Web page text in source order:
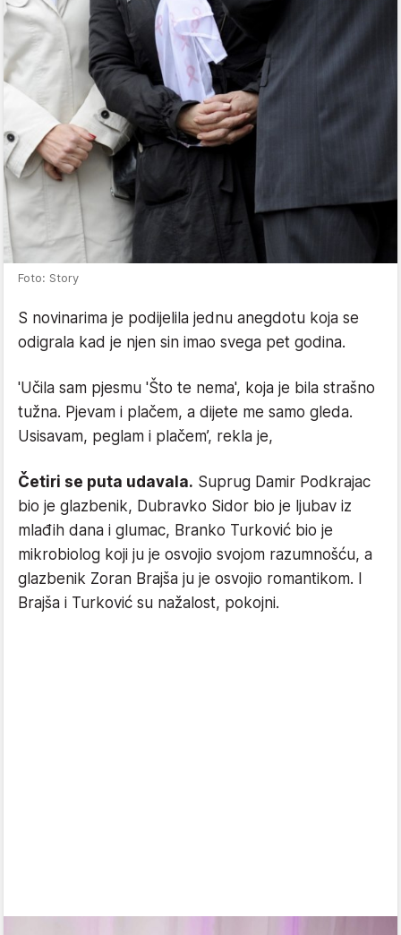
Foto: Story
S novinarima je podijelila jednu anegdotu koja se
odigrala kad je njen sin imao svega pet godina.
'Učila sam pjesmu 'Što te nema', koja je bila strašno
tužna. Pjevam i plačem, a dijete me samo gleda.
Usisavam, peglam i plačem’, rekla je,
Četiri se puta udavala. Suprug Damir Podkrajac
bio je glazbenik, Dubravko Sidor bio je ljubav iz
mlađih dana i glumac, Branko Turković bio je
mikrobiolog koji ju je osvojio svojom razumnošću, a
glazbenik Zoran Brajša ju je osvojio romantikom. I
Brajša i Turković su nažalost, pokojni.